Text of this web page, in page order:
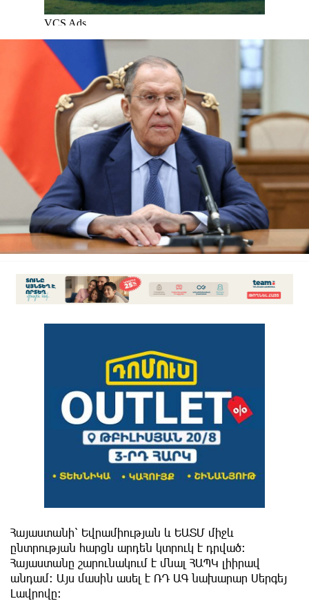
Հայաստանի՝ Եվրամիության և ԵԱՏՄ միջև
ընտրության հարցն արդեն կտրուկ է դրված։
Հայաստանը շարունակում է մնալ ՀԱՊԿ լիիրավ
անդամ: Այս մասին ասել է ՌԴ ԱԳ նախարար Սերգեյ
Լավրովը: